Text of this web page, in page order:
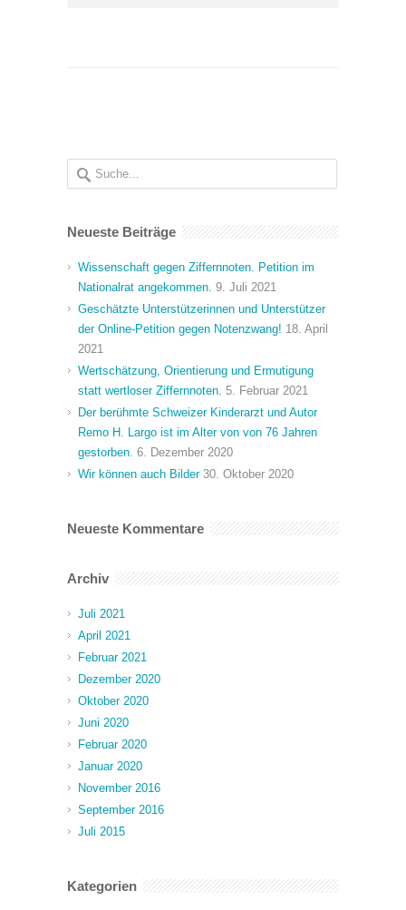
Neueste Beiträge
Wissenschaft gegen Ziffernnoten. Petition im
Nationalrat angekommen. 9. Juli 2021
Geschätzte Unterstützerinnen und Unterstützer
der Online-Petition gegen Notenzwang! 18. April
2021
Wertschätzung, Orientierung und Ermutigung
statt wertloser Ziffernnoten. 5. Februar 2021
Der berühmte Schweizer Kinderarzt und Autor
Remo H. Largo ist im Alter von von 76 Jahren
gestorben. 6. Dezember 2020
Wir können auch Bilder 30. Oktober 2020
Neueste Kommentare
Archiv
Juli 2021
April 2021
Februar 2021
Dezember 2020
Oktober 2020
Juni 2020
Februar 2020
Januar 2020
November 2016
September 2016
Juli 2015
Kategorien